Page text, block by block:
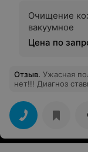
Очищение
вакуумное
Цена по
Отзыв. Ужасная
нет!!! Диагноз
больницах. Я в